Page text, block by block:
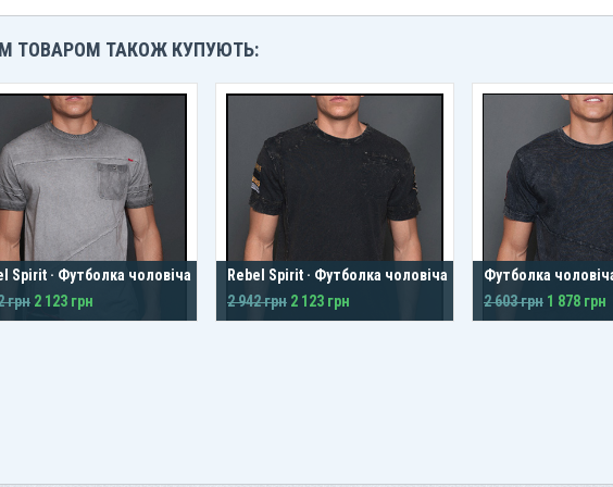
ТОВАРОМ ТАКОЖ КУПУЮТЬ:
Spirit · Футболка чоловіча
грн 2 123 грн
Rebel Spirit · Футболка чоловіча
2 942 грн 2 123 грн
Футболка
2 603 грн 1 878 грн